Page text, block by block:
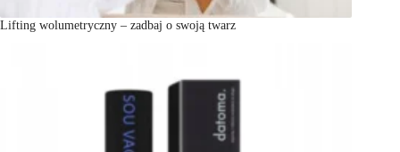
Lifting wolumetryczny – zadbaj o swoją twarz